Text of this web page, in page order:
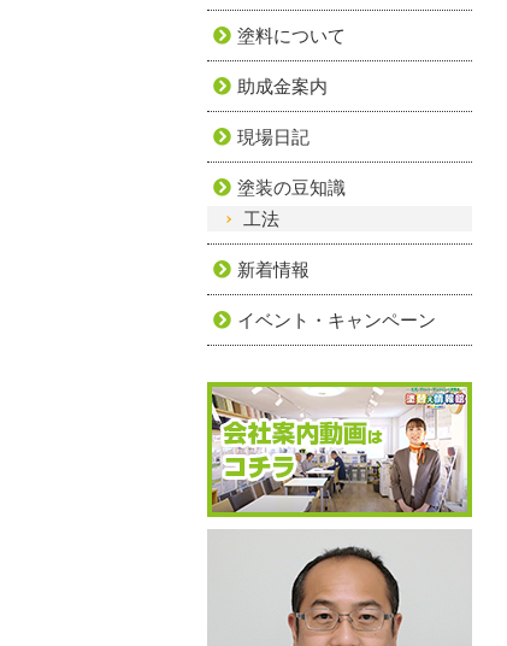
塗料について
助成金案内
現場日記
塗装の豆知識
工法
新着情報
イベント・キャンペーン